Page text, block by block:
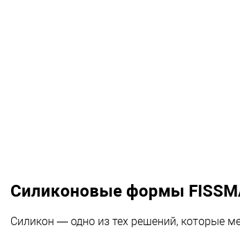
Силиконовые формы
Силикон — одно из тех решений, которые